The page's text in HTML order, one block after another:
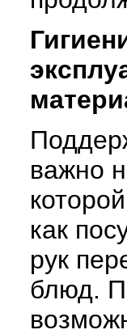
важно
как
рук
блюд.